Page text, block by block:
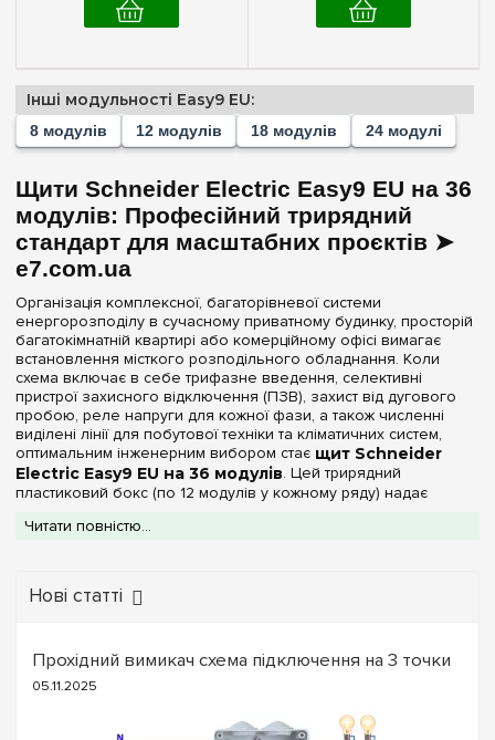
Інші модульності Easy9 EU:
8 модулів 12 модулів 18 модулів 24 модулі
Щити Schneider Electric Easy9 EU на 36
модулів: Професійний трирядний
стандарт для масштабних проєктів ➤
e7.com.ua
Організація комплексної, багаторівневої системи
енергорозподілу в сучасному приватному будинку, просторій
багатокімнатній квартирі або комерційному офісі вимагає
встановлення місткого розподільного обладнання. Коли
схема включає в себе трифазне введення, селективні
пристрої захисного відключення (ПЗВ), захист від дугового
пробою, реле напруги для кожної фази, а також численні
виділені лінії для побутової техніки та кліматичних систем,
оптимальним інженерним вибором стає щит Schneider
Electric Easy9 EU на 36 модулів. Цей трирядний
пластиковий бокс (по 12 модулів у кожному ряду) надає
силових груп, забезпечуючи бездоганний порядок та
представлений повний спектр оригінальних розподільних
самозагасаючого технопластику високої якості. Матеріал має
чудову стійкість до термічного впливу, не деформується при
монтажі. Залежно від технічних умов та типу прокладання
За типом монтажу та інтеграції в інтер'єр:
Читати повністю...
Нові статті
Прохідний вимикач схема підключення на 3 точки
05.11.2025